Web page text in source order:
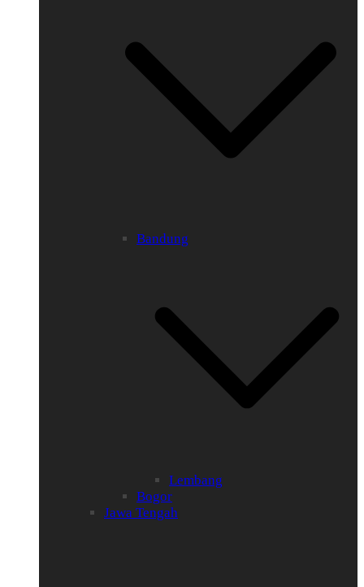
Bandung
Lembang
Bogor
Jawa Tengah